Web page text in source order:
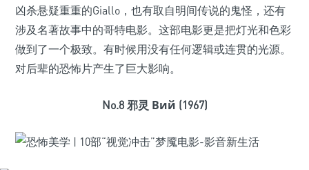
凶杀悬疑重重的Giallo，也有取自明间传说的鬼怪，还有
涉及名著故事中的哥特电影。这部电影更是把灯光和色彩
做到了一个极致。有时候用没有任何逻辑或连贯的光源。
对后辈的恐怖片产生了巨大影响。
No.8 邪灵 Вий (1967)